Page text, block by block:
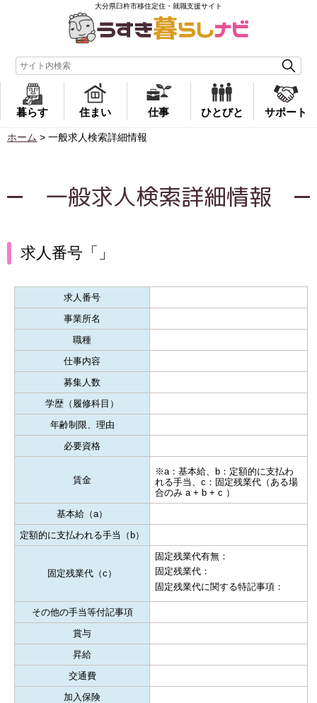
大分県臼杵市移住定住・就職支援サイト
暮らす 住まい 仕事 ひとびと サポート
ホーム > 一般求人検索詳細情報
一般求人検索詳細情報
求人番号「」
求人番号
事業所名
職種
仕事内容
募集人数
学歴（履修科目）
年齢制限、理由
必要資格
賃金
※a：基本給、b：定額的に支払わ
れる手当、c：固定残業代（ある場
合のみ a + b + c ）
基本給（a）
定額的に支払われる手当（b）
固定残業代（c）
固定残業代有無：
固定残業代：
固定残業代に関する特記事項：
その他の手当等付記事項
賞与
昇給
交通費
加入保険